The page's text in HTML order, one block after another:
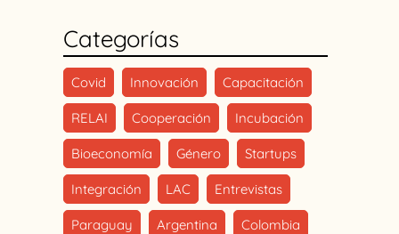
Categorías
Covid Innovación Capacitación
RELAI Cooperación Incubación
Bioeconomía Género Startups
Integración LAC Entrevistas
Paraguay Argentina Colombia